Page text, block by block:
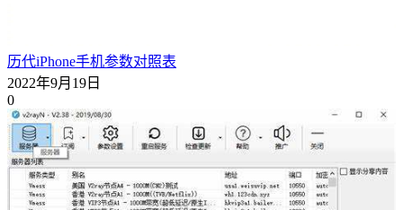
历代iPhone手机参数对照表
2022年9月19日
0